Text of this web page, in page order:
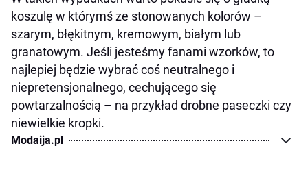
koszulę w którymś ze stonowanych kolorów –
szarym, błękitnym, kremowym, białym lub
granatowym. Jeśli jesteśmy fanami wzorków, to
najlepiej będzie wybrać coś neutralnego i
niepretensjonalnego, cechującego się
powtarzalnością – na przykład drobne paseczki czy
niewielkie kropki.
Modaija.pl